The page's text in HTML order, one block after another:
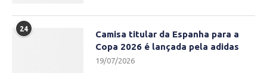
24
Camisa titular da Espanha para a
Copa 2026 é lançada pela adidas
19/07/2026